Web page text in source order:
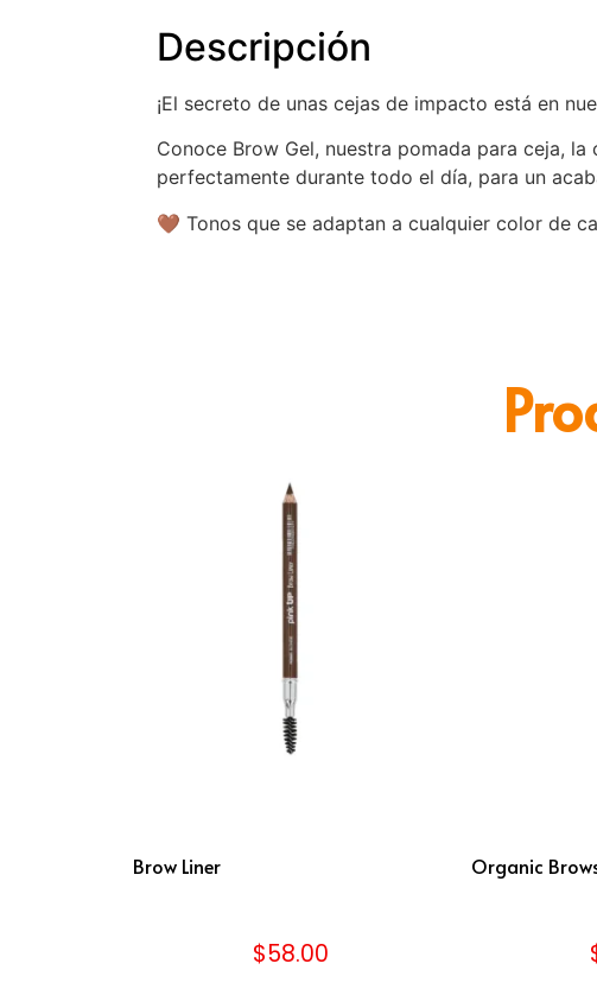
Descripción
¡El secreto de unas cejas de impacto está en
Conoce Brow Gel, nuestra pomada para ceja,
perfectamente durante todo el día, para un
🤎 Tonos que se adaptan a cualquier color de
Brow Liner
$58.00
Organic